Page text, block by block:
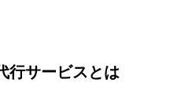
行サービスとは